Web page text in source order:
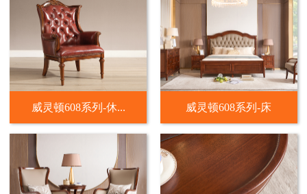
威灵顿608系列-休... 威灵顿608系列-床